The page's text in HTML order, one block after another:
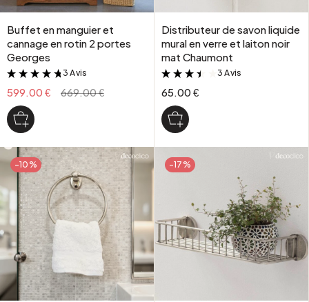
Buffet en manguier et
cannage en rotin 2 portes
Georges
&
3 Avis
599.00 € 669.00 €
Distributeur de savon liquide
mural en verre et laiton noir
mat Chaumont
&
3 Avis
65.00 €
-10% -17%